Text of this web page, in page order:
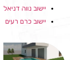
יישוב נווה דניאל
יישוב כרם רעים